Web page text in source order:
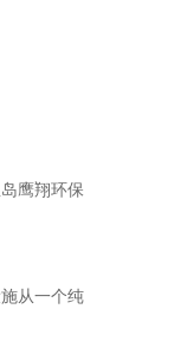
鹰翔环保
从一个纯